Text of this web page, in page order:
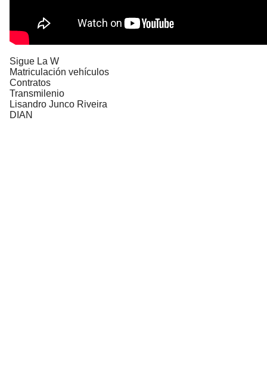
Sigue La W
Matriculación vehículos
Contratos
Transmilenio
Lisandro Junco Riveira
DIAN